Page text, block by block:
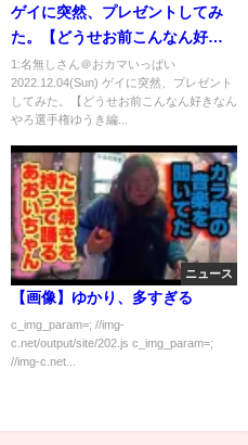
ゲイに突然、プレゼントしてみ
た。【どうせお前こんなん好き
なんやろ選手権ゆうき編】
1:名無しさん＠おカマいっぱい
2022.12.04(Sun) ゲイに突然、プレゼント
してみた。【どうせお前こんなん好きなん
やろ選手権ゆうき編...
ニュース
【画像】ゆかり、多すぎる
c_img_param=; //img-
c.net/output/site/202.js c_img_param=;
//img-c.net...